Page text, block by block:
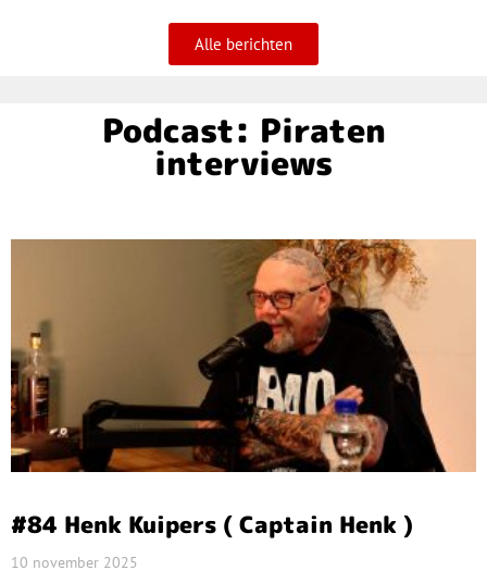
Alle berichten
Podcast: Piraten
interviews
#84 Henk Kuipers ( Captain Henk )
10 november 2025